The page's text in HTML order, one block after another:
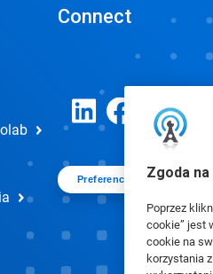
Zgoda
Poprzez
cookie” jest
cookie na
korzystania
Connect
Preferencje plików cookie